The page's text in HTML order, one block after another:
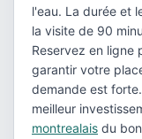
l'eau. La durée et
la visite de 90
Reservez en ligne
garantir votre
demande est
meilleur
montrealais du